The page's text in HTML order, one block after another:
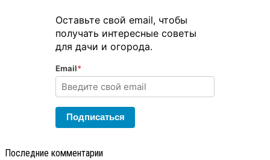
Оставьте свой email, чтобы
получать интересные советы
для дачи и огорода.
Email*
Подписаться
Последние комментарии